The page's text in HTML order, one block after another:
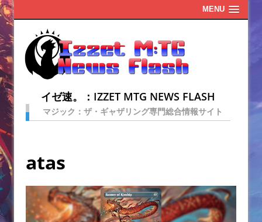
MENU
イゼ速。：IZZET MTG NEWS FLASH
マジック：ザ・ギャザリング専門総合情報サイト
atas